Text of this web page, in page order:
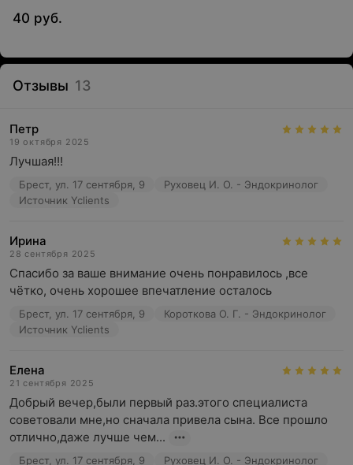
40 руб.
Отзывы 13
Петр
19 октября 2025
Лучшая!!!
Брест, ул. 17 сентября, 9
Руховец И. О. - Эндокринолог
Источник Yclients
Ирина
28 сентября 2025
Спасибо за ваше внимание очень понравилось ,все
чётко, очень хорошее впечатление осталось
Брест, ул. 17 сентября, 9
Короткова О. Г. - Эндокринолог
Источник Yclients
Елена
21 сентября 2025
Добрый вечер,были первый раз.этого специалиста
советовали мне,но сначала привела сына. Все прошло
отлично,даже лучше чем...
Брест, ул. 17 сентября, 9
Руховец И. О. - Эндокринолог